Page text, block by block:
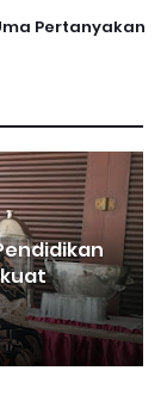
Pertanyakan